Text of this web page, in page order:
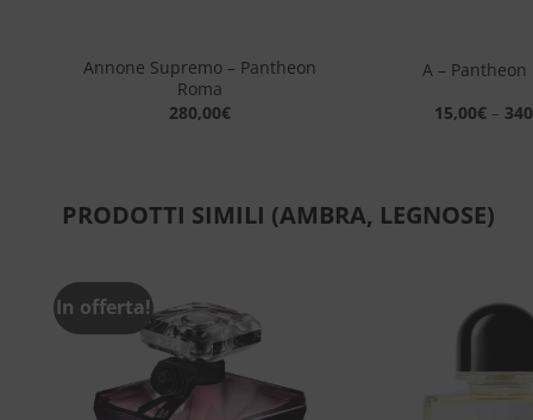
Annone Supremo – Pantheon
Roma
280,00€
A – Pantheon
15,00€–
PRODOTTI SIMILI (AMBRA, LEGNOSE)
In offerta!
Aggiungi
alla lista
desideri